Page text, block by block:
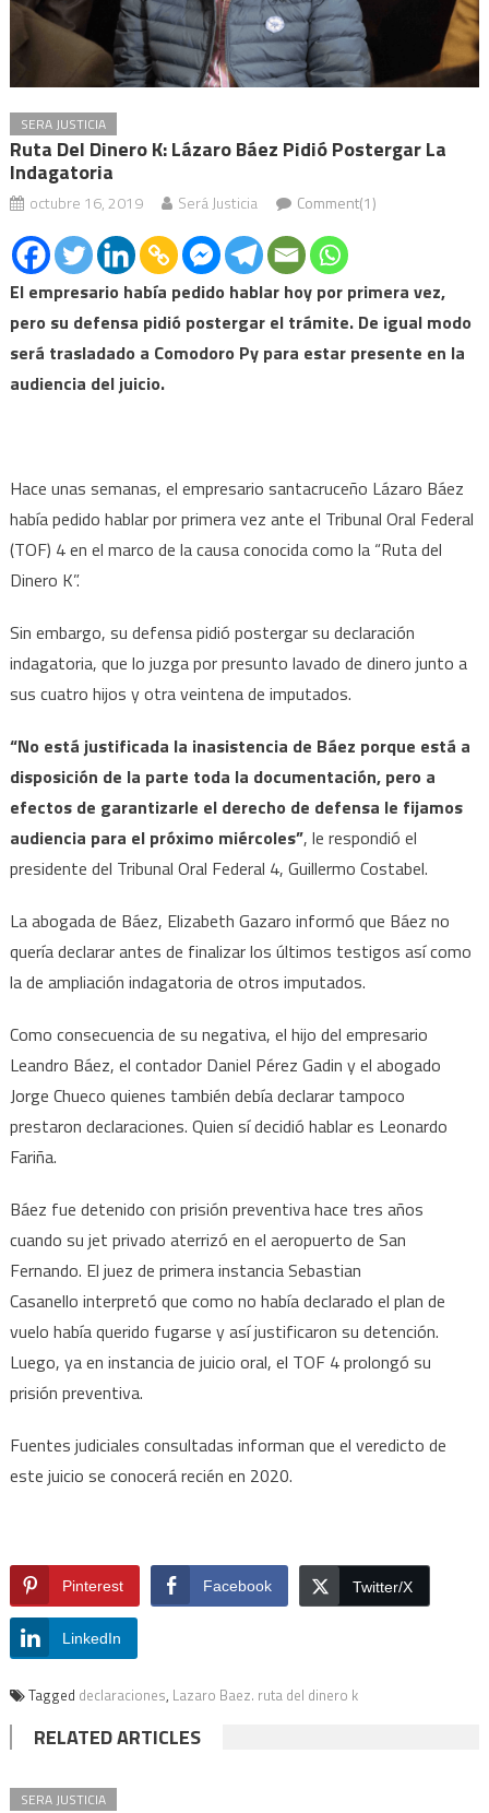
SERA JUSTICIA
Ruta Del Dinero K: Lázaro Báez Pidió Postergar La
Indagatoria
octubre 16, 2019 Será Justicia Comment(1)
El empresario había pedido hablar hoy por primera vez,
pero su defensa pidió postergar el trámite. De igual modo
será trasladado a Comodoro Py para estar presente en la
audiencia del juicio.
Hace unas semanas, el empresario santacruceño Lázaro Báez
había pedido hablar por primera vez ante el Tribunal Oral Federal
(TOF) 4 en el marco de la causa conocida como la “Ruta del
Dinero K”.
Sin embargo, su defensa pidió postergar su declaración
indagatoria, que lo juzga por presunto lavado de dinero junto a
sus cuatro hijos y otra veintena de imputados.
“No está justificada la inasistencia de Báez porque está a
disposición de la parte toda la documentación, pero a
efectos de garantizarle el derecho de defensa le fijamos
audiencia para el próximo miércoles”, le respondió el
presidente del Tribunal Oral Federal 4, Guillermo Costabel.
La abogada de Báez, Elizabeth Gazaro informó que Báez no
quería declarar antes de finalizar los últimos testigos así como
la de ampliación indagatoria de otros imputados.
Como consecuencia de su negativa, el hijo del empresario
Leandro Báez, el contador Daniel Pérez Gadin y el abogado
Jorge Chueco quienes también debía declarar tampoco
prestaron declaraciones. Quien sí decidió hablar es Leonardo
Fariña.
Báez fue detenido con prisión preventiva hace tres años
cuando su jet privado aterrizó en el aeropuerto de San
Fernando. El juez de primera instancia Sebastian
Casanello interpretó que como no había declarado el plan de
vuelo había querido fugarse y así justificaron su detención.
Luego, ya en instancia de juicio oral, el TOF 4 prolongó su
prisión preventiva.
Fuentes judiciales consultadas informan que el veredicto de
este juicio se conocerá recién en 2020.
Pinterest Facebook Twitter/X
LinkedIn
Tagged declaraciones, Lazaro Baez. ruta del dinero k
RELATED ARTICLES
SERA JUSTICIA